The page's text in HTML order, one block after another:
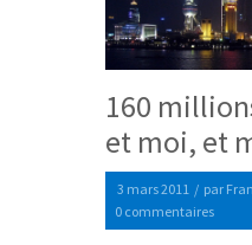
160
et moi, et
3 mars 2011 / par
0 commentaires